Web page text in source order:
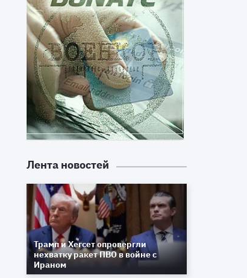
Лента новостей
Трамп и Хегсет опровергли
нехватку ракет ПВО в войне с
Ираном